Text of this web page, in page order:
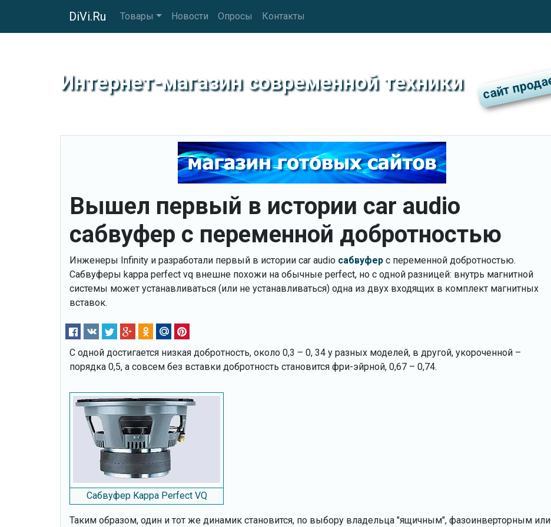
DiVi.Ru Товары Новости Опросы Контакты
Интернет-магазин современной техники
Вышел первый в истории car audio
сабвуфер с переменной добротностью
Инженеры Infinity и разработали первый в истории car audio сабвуфер с переменной добротностью.
Сабвуферы kappa perfect vq внешне похожи на обычные perfect, но с одной разницей: внутрь магнитной
системы может устанавливаться (или не устанавливаться) одна из двух входящих в комплект магнитных
вставок.
С одной достигается низкая добротность, около 0,3 – 0, 34 у разных моделей, в другой, укороченной –
порядка 0,5, а совсем без вставки добротность становится фри-эйрной, 0,67 – 0,74.
Сабвуфер Kappa Perfect VQ
Таким образом, один и тот же динамик становится, по выбору владельца "ящичным", фазоинверторным или